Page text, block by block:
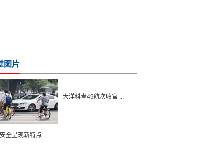
图片
全呈现新特点 ...
大洋科考49航次收官 ...